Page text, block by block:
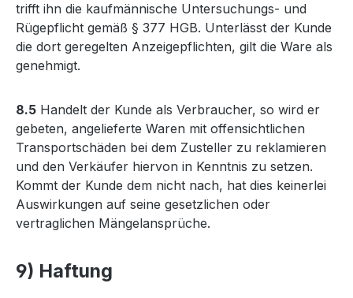
trifft ihn die kaufmännische Untersuchungs- und
Rügepflicht gemäß § 377 HGB. Unterlässt der Kunde
die dort geregelten Anzeigepflichten, gilt die Ware als
genehmigt.
8.5 Handelt der Kunde als Verbraucher, so wird er
gebeten, angelieferte Waren mit offensichtlichen
Transportschäden bei dem Zusteller zu reklamieren
und den Verkäufer hiervon in Kenntnis zu setzen.
Kommt der Kunde dem nicht nach, hat dies keinerlei
Auswirkungen auf seine gesetzlichen oder
vertraglichen Mängelansprüche.
9) Haftung